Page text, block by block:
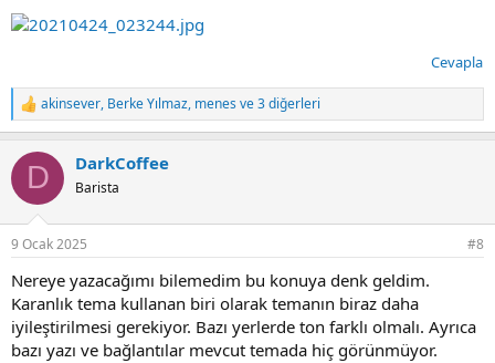
Cevapla
T
e
k
l
:
akinsever, Berke Yılmaz, menes ve 3 diğerleri
D DarkCoffee
Barista
9 Ocak 2025 #8
Nereye yazacağımı bilemedim bu konuya denk geldim.
Karanlık tema kullanan biri olarak temanın biraz daha
iyileştirilmesi gerekiyor. Bazı yerlerde ton farklı olmalı. Ayrıca
bazı yazı ve bağlantılar mevcut temada hiç görünmüyor.